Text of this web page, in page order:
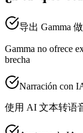
导出 Gamma
Gamma no ofrece
brecha
Narración con
使用 AI 文本转语